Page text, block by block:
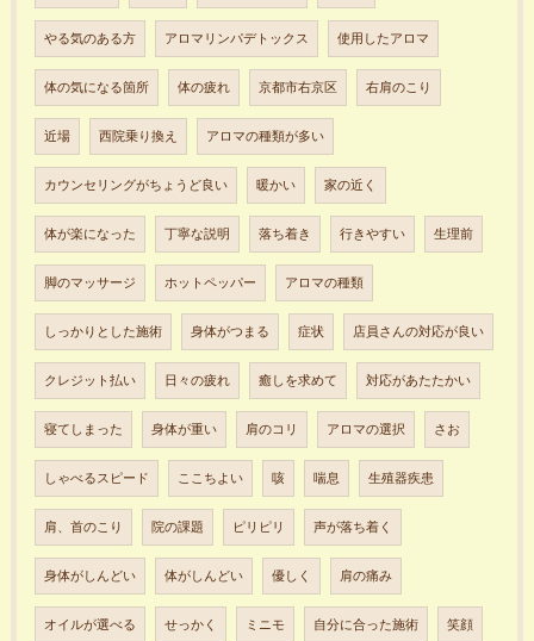
やる気のある方 アロマリンパデトックス 使用したアロマ
体の気になる箇所 体の疲れ 京都市右京区 右肩のこり
近場 西院乗り換え アロマの種類が多い
カウンセリングがちょうど良い 暖かい 家の近く
体が楽になった 丁寧な説明 落ち着き 行きやすい 生理前
脚のマッサージ ホットペッパー アロマの種類
しっかりとした施術 身体がつまる 症状 店員さんの対応が良い
クレジット払い 日々の疲れ 癒しを求めて 対応があたたかい
寝てしまった 身体が重い 肩のコリ アロマの選択 さお
しゃべるスピード ここちよい 咳 喘息 生殖器疾患
肩、首のこり 院の課題 ピリピリ 声が落ち着く
身体がしんどい 体がしんどい 優しく 肩の痛み
オイルが選べる せっかく ミニモ 自分に合った施術 笑顔